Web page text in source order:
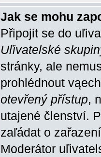
Jak se mohu
Připojit se do
Uľivatelské
stránky, ale
prohlédnout
otevřený přístup,
utajené členství.
zaľádat o
Moderátor